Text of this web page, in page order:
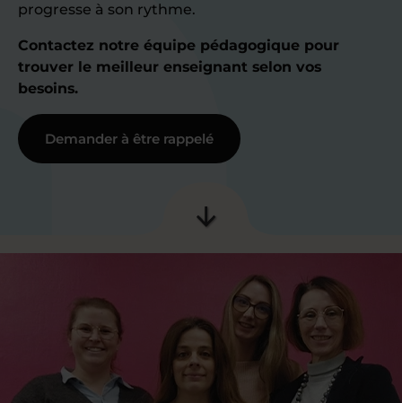
progresse à son rythme.
Contactez notre équipe pédagogique pour
trouver le meilleur enseignant selon vos
besoins.
Demander à être rappelé